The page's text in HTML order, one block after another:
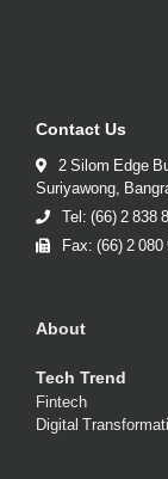
Contact Us
2 Silom Edge
Suriyawong,
Tel: (66) 2 838
Fax: (66) 2 080
About
Tech Trend
Fintech
Digital